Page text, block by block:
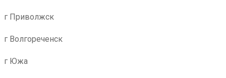
г Приволжск
г Волгореченск
г Южа